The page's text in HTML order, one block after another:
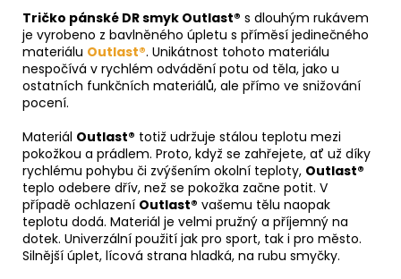
Tričko pánské DR smyk Outlast® s dlouhým rukávem
je vyrobeno z bavlněného úpletu s příměsí jedinečného
materiálu Outlast®. Unikátnost tohoto materiálu
nespočívá v rychlém odvádění potu od těla, jako u
ostatních funkčních materiálů, ale přímo ve snižování
pocení.
Materiál Outlast® totiž udržuje stálou teplotu mezi
pokožkou a prádlem. Proto, když se zahřejete, ať už díky
rychlému pohybu či zvýšením okolní teploty, Outlast®
teplo odebere dřív, než se pokožka začne potit. V
případě ochlazení Outlast® vašemu tělu naopak
teplotu dodá. Materiál je velmi pružný a příjemný na
dotek. Univerzální použití jak pro sport, tak i pro město.
Silnější úplet, lícová strana hladká, na rubu smyčky.